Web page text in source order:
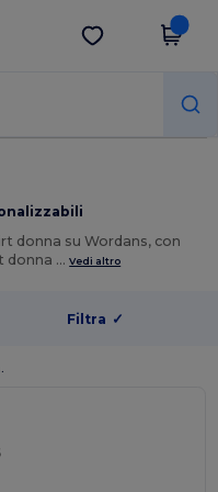
Scarica app
donna su Wordans, con
donna …Vedi altro
Filtra ✓